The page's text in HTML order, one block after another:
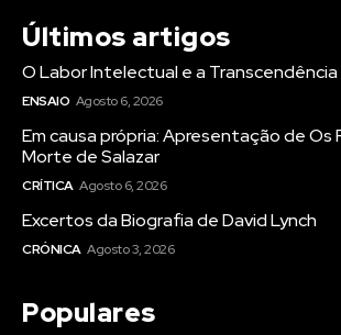
Últimos artigos
O Labor Intelectual e a Transcendência
ENSAIO Agosto 6, 2026
Em causa própria: Apresentação de Os
Morte de Salazar
CRÍTICA Agosto 6, 2026
Excertos da Biografia de David Lynch
CRÓNICA Agosto 3, 2026
Populares